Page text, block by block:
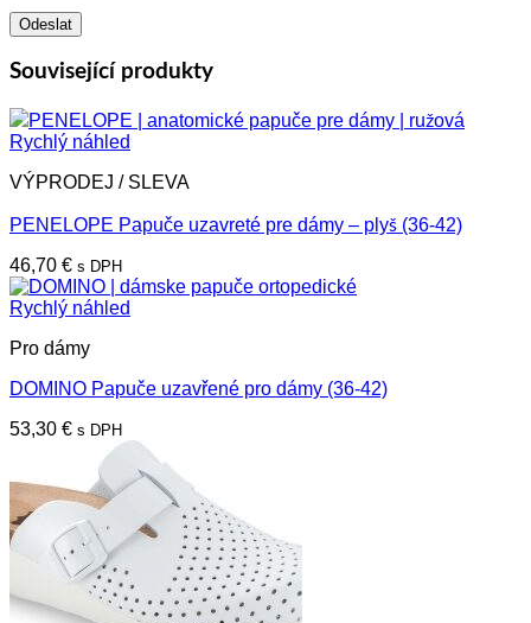
Související produkty
Rychlý náhled
VÝPRODEJ / SLEVA
PENELOPE Papuče uzavreté pre dámy – plyš (36-42)
46,70 € s DPH
Rychlý náhled
Pro dámy
DOMINO Papuče uzavřené pro dámy (36-42)
53,30 € s DPH